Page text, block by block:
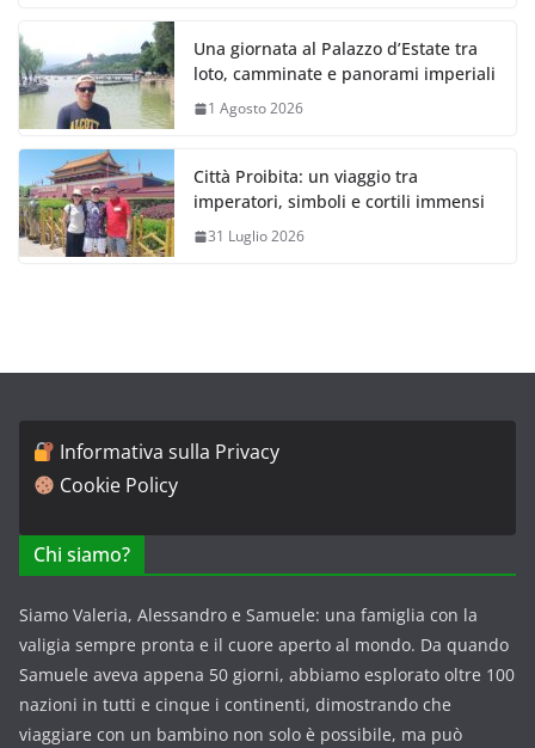
Una giornata al Palazzo d’Estate tra
loto, camminate e panorami imperiali
1 Agosto 2026
Città Proibita: un viaggio tra
imperatori, simboli e cortili immensi
31 Luglio 2026
Informativa sulla Privacy
Cookie Policy
Chi siamo?
Siamo Valeria, Alessandro e Samuele: una famiglia con la
valigia sempre pronta e il cuore aperto al mondo. Da quando
Samuele aveva appena 50 giorni, abbiamo esplorato oltre 100
nazioni in tutti e cinque i continenti, dimostrando che
viaggiare con un bambino non solo è possibile, ma può